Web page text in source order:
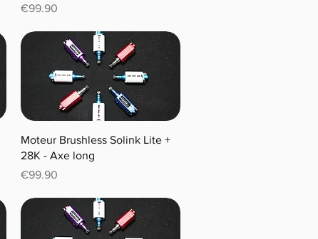
Price
€99.90
Moteur Brushless Solink Lite +
28K - Axe long
Price
€99.90